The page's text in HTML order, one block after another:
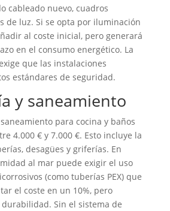
cableado nuevo, cuadros
de luz. Si se opta por iluminación
al coste inicial, pero generará
en el consumo energético. La
que las instalaciones
estándares de seguridad.
y saneamiento
para cocina y baños
4.000 € y 7.000 €. Esto incluye la
desagües y griferías. En
al mar puede exigir el uso
(como tuberías PEX) que
el coste en un 10%, pero
Sin el sistema de